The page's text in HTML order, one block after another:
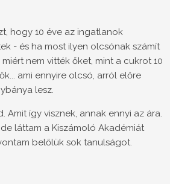
hogy 10 éve az ingatlanok
- és ha most ilyen olcsónak számít
nem vitték őket, mint a cukrot 10
ami ennyire olcsó, arról előre
lesz.
Amit így visznek, annak ennyi az ára.
láttam a Kiszámoló Akadémiát
belőlük sok tanulságot.